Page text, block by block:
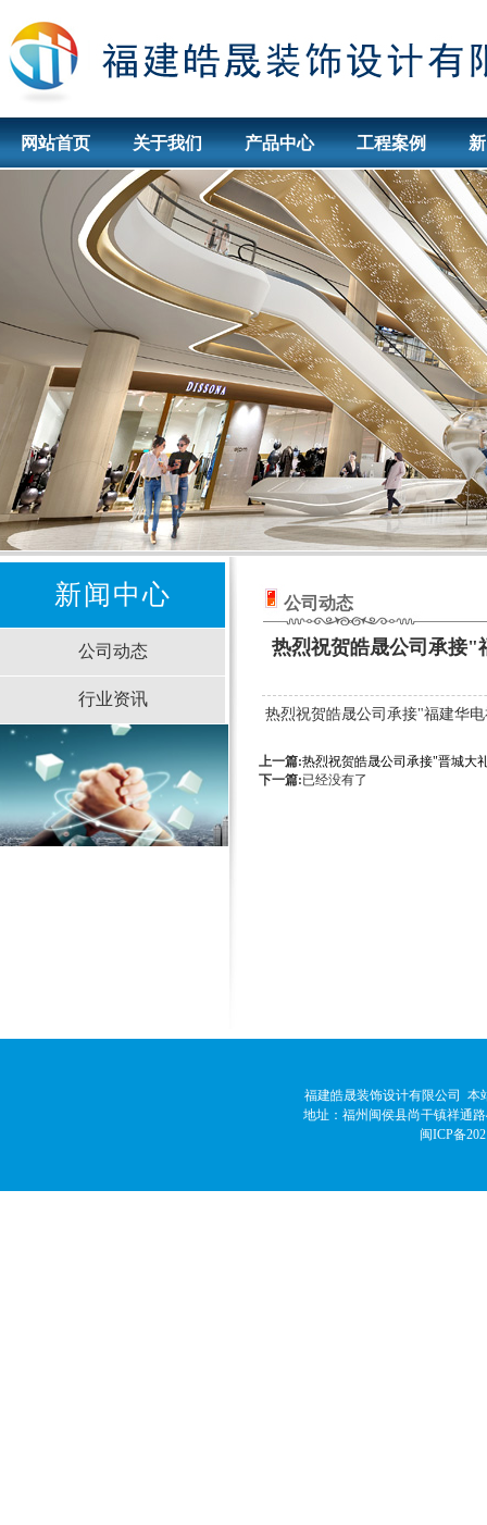
网站首页 关于我们 产品中心 工程案例
新闻中心
公司动态
行业资讯
公司动态
热烈祝贺皓晟公司承接"
热烈祝贺皓晟公司承接"福建华
上一篇:热烈祝贺皓晟公司承接"晋城大
下一篇:已经没有了
福建皓晟装饰设计有限公司 本
地址：福州闽侯县尚干镇祥通
闽ICP备